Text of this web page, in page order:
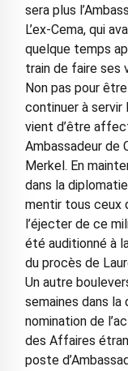
sera plus
L’ex-Cema, qui
quelque temps
train de faire ses
Non pas pour
continuer à servir
vient d’être
Ambassadeur de
Merkel. En
dans la
mentir tous ceux
l’éjecter de ce
été auditionné à
du procès de
Un autre
semaines dans la
nomination de
des Affaires
poste